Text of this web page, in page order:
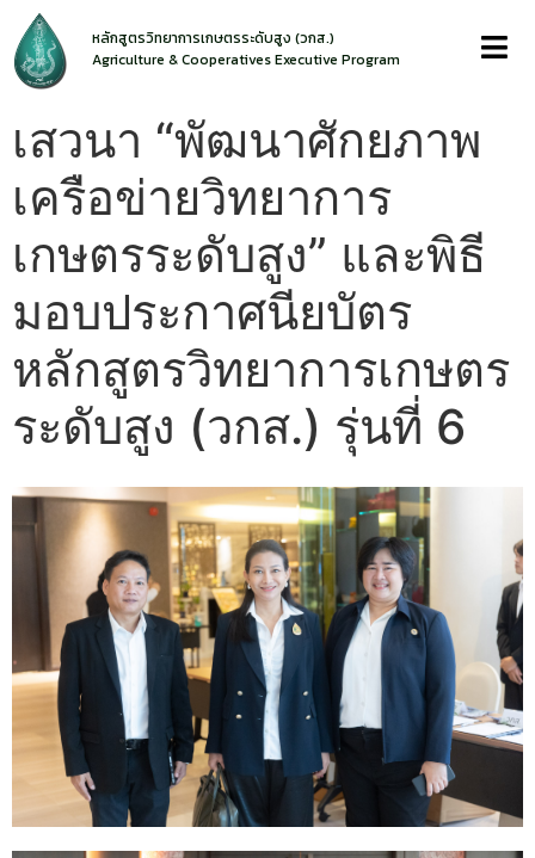
หลักสูตรวิทยาการเกษตรระดับสูง (วกส.)
Agriculture & Cooperatives Executive Program
เสวนา “พัฒนาศักยภาพ
เครือข่ายวิทยาการ
เกษตรระดับสูง” และพิธี
มอบประกาศนียบัตร
หลักสูตรวิทยาการเกษตร
ระดับสูง (วกส.) รุ่นที่ 6